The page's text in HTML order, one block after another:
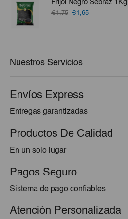
€0,40.
€0,25.
Frijol Negro Sebraz 1Kg
€1,75 El
€1,65El
Nuestros Servicios
Envíos Express
Entregas garantizadas
Productos De Calidad
En un solo lugar
Pagos Seguro
Sistema de pago confiables
Atención Personalizada